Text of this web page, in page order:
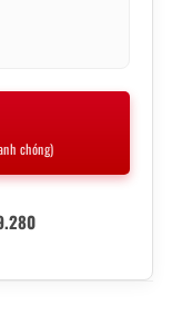
chóng)